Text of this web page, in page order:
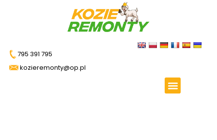
795 391 795
kozieremonty@op.pl